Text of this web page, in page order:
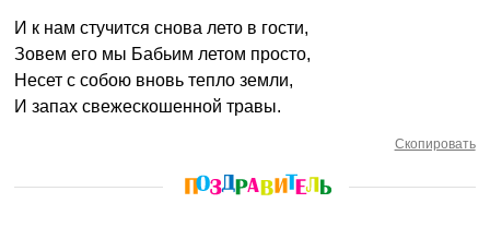
И к нам стучится снова лето в гости,
Зовем его мы Бабьим летом просто,
Несет с собою вновь тепло земли,
И запах свежескошенной травы.
Скопировать